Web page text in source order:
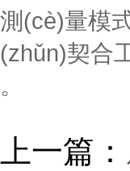
測(cè)量模
(zhǔn)契合
。
上一篇：